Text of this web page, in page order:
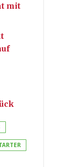
mit